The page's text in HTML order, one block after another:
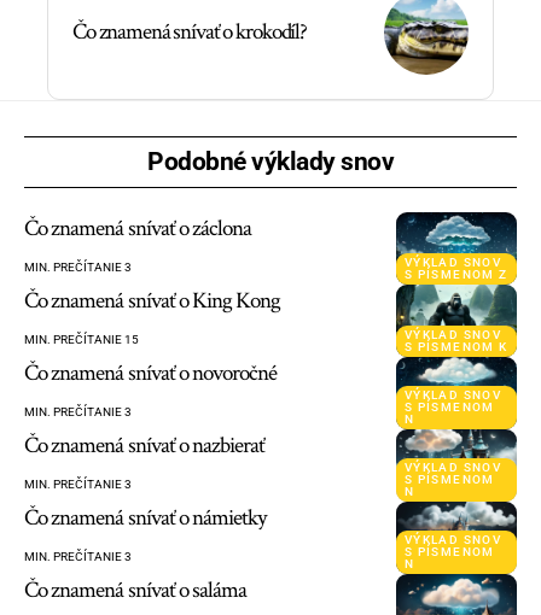
Čo znamená snívať o krokodíl?
Podobné výklady snov
VÝKLAD SNOV
S PÍSMENOM Z
Čo znamená snívať o záclona
MIN. PREČÍTANIE 3
VÝKLAD SNOV
S PÍSMENOM K
Čo znamená snívať o King Kong
MIN. PREČÍTANIE 15
VÝKLAD SNOV
S PÍSMENOM
N
Čo znamená snívať o novoročné
MIN. PREČÍTANIE 3
VÝKLAD SNOV
S PÍSMENOM
N
Čo znamená snívať o nazbierať
MIN. PREČÍTANIE 3
VÝKLAD SNOV
S PÍSMENOM
N
Čo znamená snívať o námietky
MIN. PREČÍTANIE 3
Čo znamená snívať o saláma